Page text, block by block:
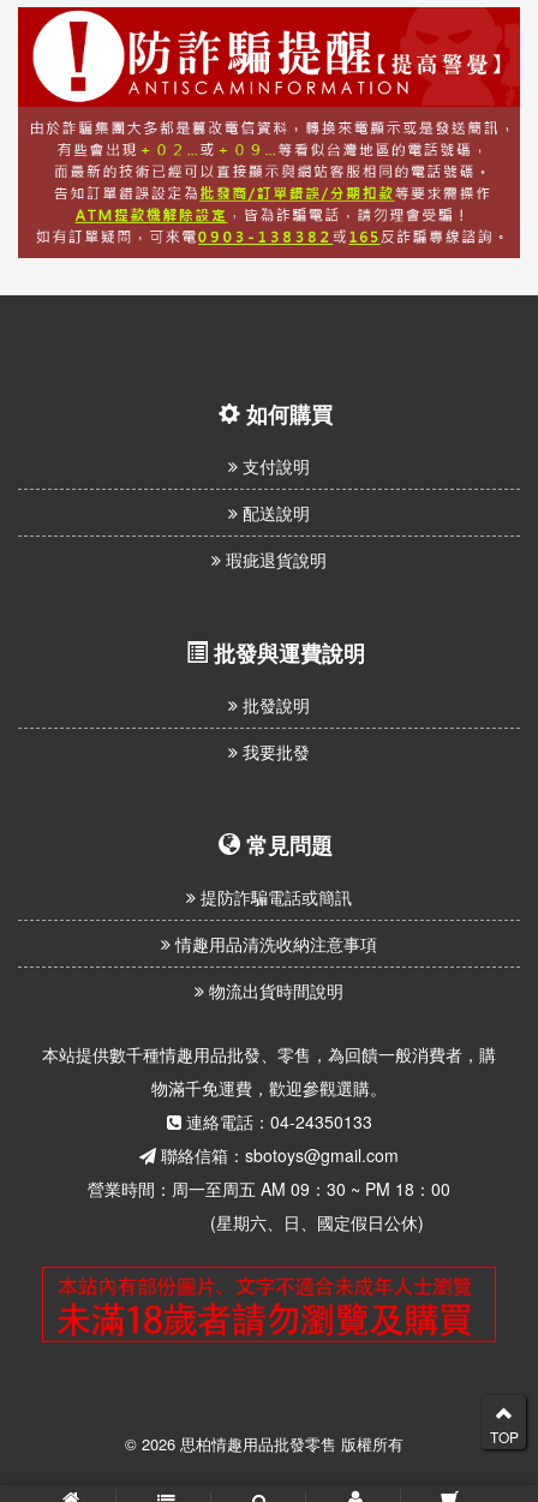
如何購買
支付說明
配送說明
瑕疵退貨說明
批發與運費說明
批發說明
我要批發
常見問題
提防詐騙電話或簡訊
情趣用品清洗收納注意事項
物流出貨時間說明
本站提供數千種情趣用品批發、零售，為回饋一般消費者，購
物滿千免運費，歡迎參觀選購。
連絡電話：04-24350133
聯絡信箱：sbotoys@gmail.com
營業時間：周一至周五 AM 09：30 ~ PM 18：00
(星期六、日、國定假日公休)
© 2026 思柏情趣用品批發零售 版權所有 TOP